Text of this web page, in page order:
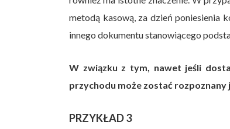
metodą kasową, za dzień poniesienia
innego dokumentu stanowiącego
W związku z tym, nawet jeśli
przychodu może zostać
PRZYKŁAD 3